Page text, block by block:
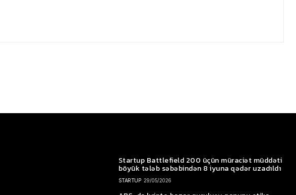
Startup Battlefield 200 üçün müraciət müddəti
böyük tələb səbəbindən 8 iyuna qədər uzadıldı
STARTUP 29/05/2026